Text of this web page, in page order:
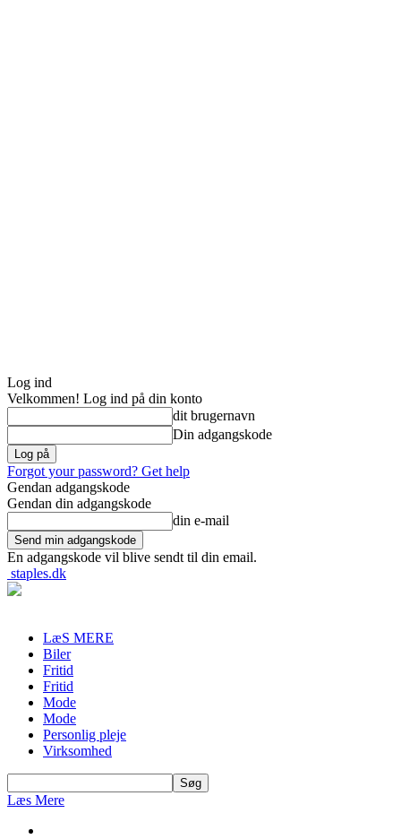
Log ind
Velkommen! Log ind på din konto
dit brugernavn
Din adgangskode
Forgot your password? Get help
Gendan adgangskode
Gendan din adgangskode
din e-mail
En adgangskode vil blive sendt til din email.
staples.dk
LæS MERE
Biler
Fritid
Fritid
Mode
Mode
Personlig pleje
Virksomhed
Læs Mere